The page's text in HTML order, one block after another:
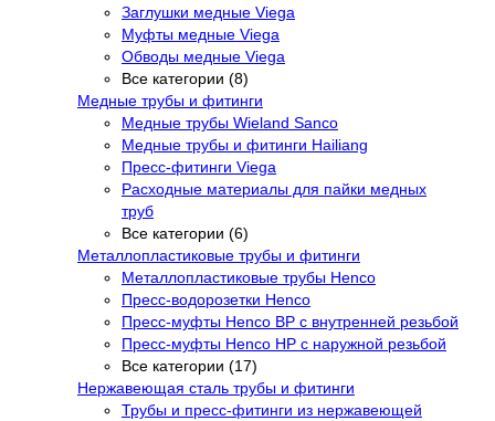
Заглушки медные Viega
Муфты медные Viega
Обводы медные Viega
Все категории (8)
Медные трубы и фитинги
Медные трубы Wieland Sanco
Медные трубы и фитинги Hailiang
Пресс-фитинги Viega
Расходные материалы для пайки медных
труб
Все категории (6)
Металлопластиковые трубы и фитинги
Металлопластиковые трубы Henco
Пресс-водорозетки Henco
Пресс-муфты Henco ВР с внутренней резьбой
Пресс-муфты Henco НР с наружной резьбой
Все категории (17)
Нержавеющая сталь трубы и фитинги
Трубы и пресс-фитинги из нержавеющей